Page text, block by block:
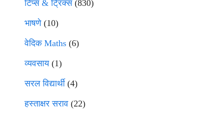
टिप्स & ट्रिक्स(830)
भाषणे(10)
वेदिक Maths (6)
व्यवसाय(1)
सरल विद्यार्थी(4)
हस्ताक्षर सराव (22)